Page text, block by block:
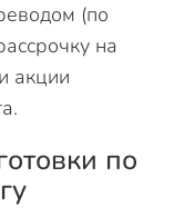
(по
на
акции
по